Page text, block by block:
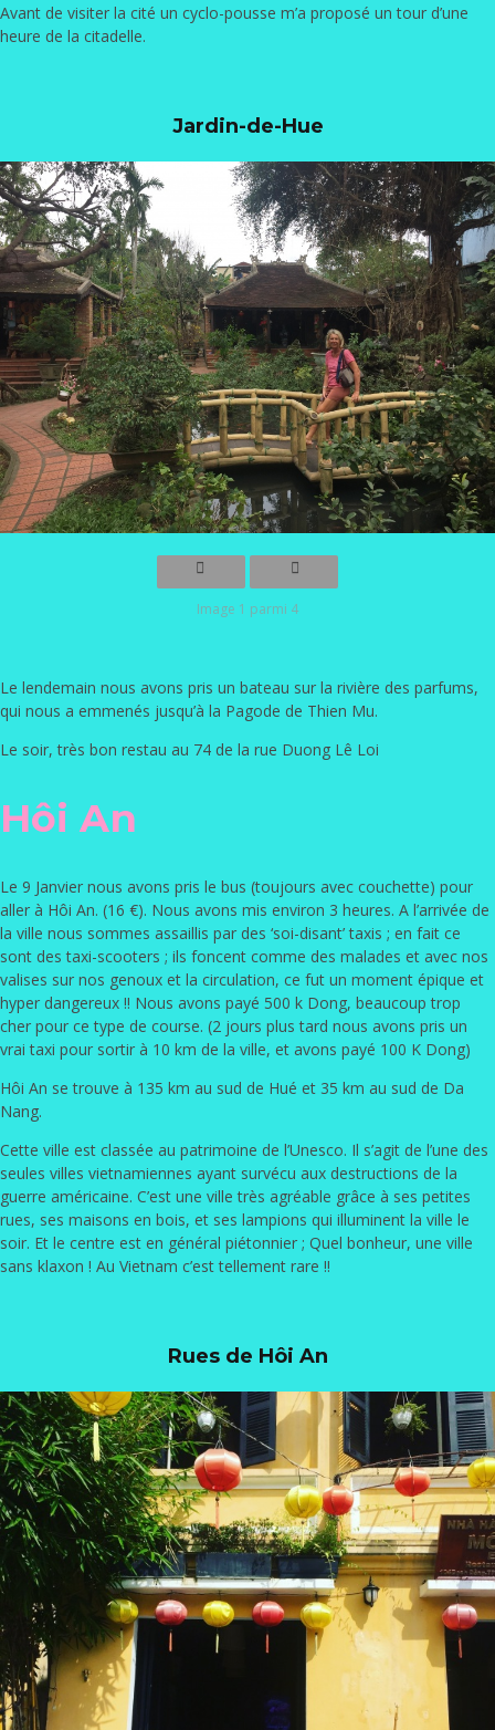
Avant de visiter la cité un cyclo-pousse m’a proposé un tour d’une
heure de la citadelle.
Jardin-de-Hue
Image 1 parmi 4
Le lendemain nous avons pris un bateau sur la rivière des parfums,
qui nous a emmenés jusqu’à la Pagode de Thien Mu.
Le soir, très bon restau au 74 de la rue Duong Lê Loi
Hôi An
Le 9 Janvier nous avons pris le bus (toujours avec couchette) pour
aller à Hôi An. (16 €). Nous avons mis environ 3 heures. A l’arrivée de
la ville nous sommes assaillis par des ‘soi-disant’ taxis ; en fait ce
sont des taxi-scooters ; ils foncent comme des malades et avec nos
valises sur nos genoux et la circulation, ce fut un moment épique et
hyper dangereux !! Nous avons payé 500 k Dong, beaucoup trop
cher pour ce type de course. (2 jours plus tard nous avons pris un
vrai taxi pour sortir à 10 km de la ville, et avons payé 100 K Dong)
Hôi An se trouve à 135 km au sud de Hué et 35 km au sud de Da
Nang.
Cette ville est classée au patrimoine de l’Unesco. Il s’agit de l’une des
seules villes vietnamiennes ayant survécu aux destructions de la
guerre américaine. C’est une ville très agréable grâce à ses petites
rues, ses maisons en bois, et ses lampions qui illuminent la ville le
soir. Et le centre est en général piétonnier ; Quel bonheur, une ville
sans klaxon ! Au Vietnam c’est tellement rare !!
Rues de Hôi An